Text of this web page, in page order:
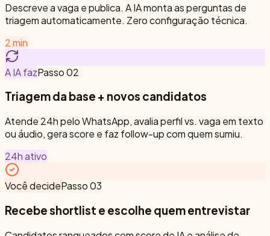
Descreve a vaga e publica. A IA monta as perguntas de
triagem automaticamente. Zero configuração técnica.
2 min
A IA fazPasso02
Triagem da base + novos candidatos
Atende 24h pelo WhatsApp, avalia perfil vs. vaga em texto
ou áudio, gera score e faz follow-up com quem sumiu.
24h ativo
Você decidePasso03
Recebe shortlist e escolhe quem entrevistar